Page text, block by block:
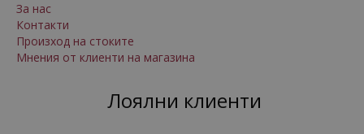
За нас
Контакти
Произход на стоките
Мнения от клиенти на магазина
Лоялни клиенти